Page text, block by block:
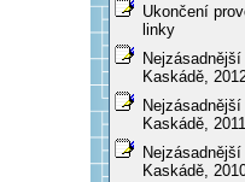
Ukončení
linky
Kaskádě,
Kaskádě, 2011
Kaskádě,